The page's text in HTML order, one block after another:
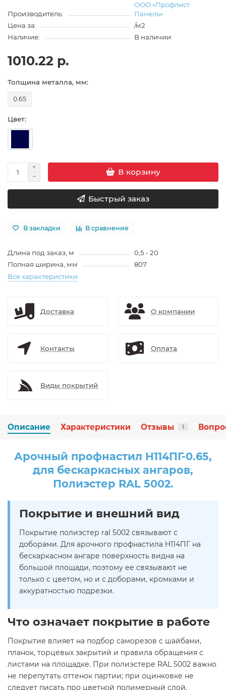
Производитель:
ООО «Профлист
Панель»
Цена за:
/м2
Наличие:
В наличии
1010.22 р.
Толщина металла, мм:
0.65
Цвет:
В корзину
Быстрый заказ
В закладки В сравнение
Длина под заказ, м
0,5 - 20
Полная ширина, мм
807
Все характеристики
Доставка О компании
Контакты Оплата
Виды покрытий
Описание Характеристики Отзывы 1
Арочный профнастил H114ПГ-0.65,
для бескаркасных ангаров,
Полиэстер RAL 5002.
Покрытие и внешний вид
Покрытие полиэстер ral 5002 связывают с
доборами. Для арочного профнастила H114ПГ на
бескаркасном ангаре поверхность видна на
большой площади, поэтому ее связывают не
только с цветом, но и с доборами, кромками и
аккуратностью подрезки.
Что означает покрытие в работе
Покрытие влияет на подбор саморезов с шайбами,
планок, торцевых закрытий и правила обращения с
листами на площадке. При полиэстере RAL 5002 важно
не перепутать оттенок партии; при оцинковке не
следует писать про цветной полимерный слой.